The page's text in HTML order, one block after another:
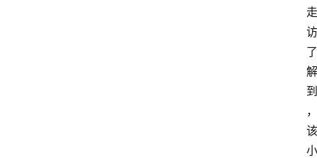
走
访
了
解
到
，
该
小